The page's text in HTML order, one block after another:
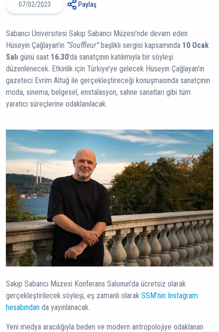
07/02/2023 Paylaş
Sabancı Üniversitesi Sakıp Sabancı Müzesi’nde devam eden
Hüseyin Çağlayan’ın “Souffleur”başlıklı sergisi kapsamında 10 Ocak
Salı günü saat 16.30’da sanatçının katılımıyla bir söyleşi
düzenlenecek. Etkinlik için Türkiye’ye gelecek Hüseyin Çağlayan’ın
gazeteci Evrim Altuğ ile gerçekleştireceği konuşmasında sanatçının
moda, sinema, belgesel, enstalasyon, sahne sanatları gibi tüm
yaratıcı süreçlerine odaklanılacak.
Sakıp Sabancı Müzesi Konferans Salonun’da ücretsiz olarak
gerçekleştirilecek söyleşi, eş zamanlı olarak SSM’nin Instagram
hesabından da yayınlanacak.
Yeni medya aracılığıyla beden ve modern antropolojiye odaklanan